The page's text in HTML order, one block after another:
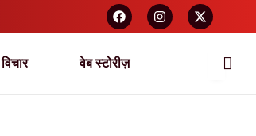
विचार वेब स्टोरीज़